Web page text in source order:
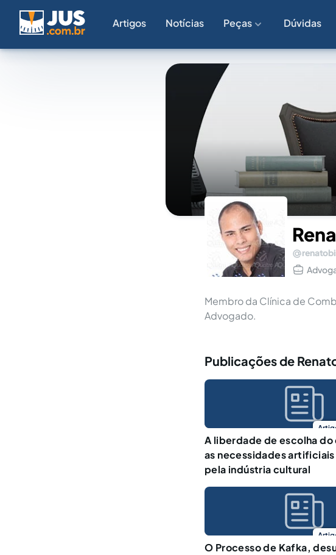
Artigos Notícias Peças Dúvidas
Membro da Clínica de
Advogado.
Publicações de
A liberdade de escolha
as necessidades
pela indústria cultural
O Processo de Kafka,